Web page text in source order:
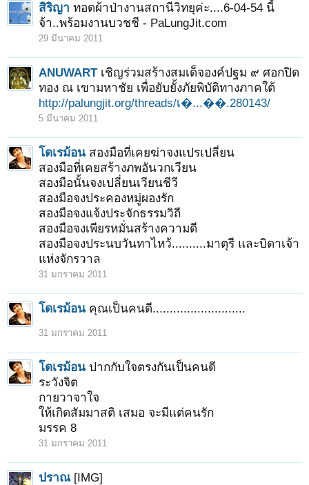
สิริญา ทอดผ้าป่างานสถานีวิทยุค่ะ....6-04-54 นี้
จ้า..พร้อมงานบวชชี - PaLungJit.com
29 มีนาคม 2011
ANUWART เชิญร่วมสร้างสมเด็จองค์ปฐม ๙ ศอกปิด
ทอง ณ เขามหาชัย เพื่อยับยั้งภัยพิบัติทางภาคใต้
http://palungjit.org/threads/เ�...��.280143/
5 มีนาคม 2011
โดเรม้อน สองมือที่เคยฆ่าจงแปรเปลี่ยน
สองมือที่เคยสร้างภพอันวกเวียน
สองมือนั้นจงเปลี่ยนเวียนชีวี
สองมือจงประคองหมู่ผองรัก
สองมือจงแจ้งประจักธรรมวิถี
สองมือจงเพียรหมั่นสร้างความดี
สองมือจงประนบวันทาไหว้..........มาตุรี และบิดาเจ้า
แห่งจักรวาล
31 มกราคม 2011
โดเรม้อน คุณเป็นคนดี...........................
31 มกราคม 2011
โดเรม้อน ปากกับใจตรงกันเป็นคนดี
ระวังจิต
กายวาจาใจ
ให้เกิดสัมมาสติ เสมอ จะมีแต่คนรัก
มรรค 8
31 มกราคม 2011
ปราณ [IMG]